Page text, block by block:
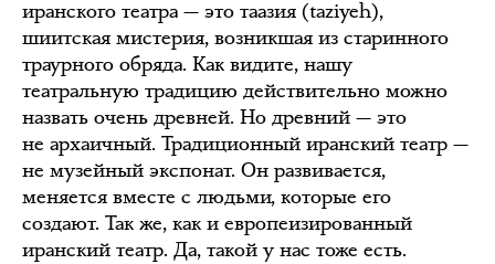
иранского театра — это таазия (taziyeh),
шиитская мистерия, возникшая из старинного
траурного обряда. Как видите, нашу
театральную традицию действительно можно
назвать очень древней. Но древний — это
не архаичный. Традиционный иранский театр —
не музейный экспонат. Он развивается,
меняется вместе с людьми, которые его
создают. Так же, как и европеизированный
иранский театр. Да, такой у нас тоже есть.